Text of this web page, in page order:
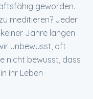
geworden.
meditieren? Jeder
Jahre langen
unbewusst, oft
nicht bewusst, dass
ihr Leben